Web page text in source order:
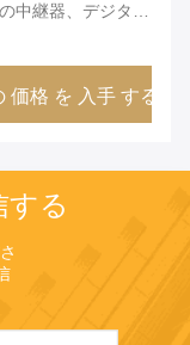
中継器、デジタル
号のアンプ
価格 を 入手 する
する